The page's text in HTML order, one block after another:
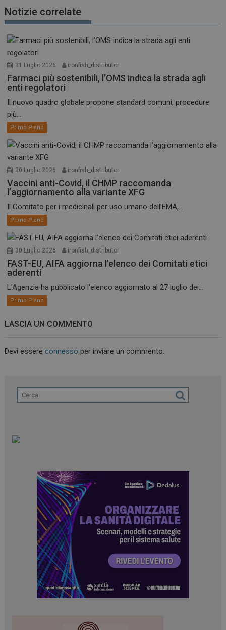
Notizie correlate
31 Luglio 2026 ironfish_distributor
Farmaci più sostenibili, l’OMS indica la strada agli
enti regolatori
Il nuovo quadro globale propone standard comuni, procedure
più...
Primo Piano
30 Luglio 2026 ironfish_distributor
Vaccini anti-Covid, il CHMP raccomanda
l’aggiornamento alla variante XFG
Il Comitato per i medicinali per uso umano dell’EMA,...
Primo Piano
30 Luglio 2026 ironfish_distributor
FAST-EU, AIFA aggiorna l’elenco dei Comitati etici
aderenti
L’Agenzia ha pubblicato l’elenco aggiornato al 27 luglio dei...
Primo Piano
LASCIA UN COMMENTO
Devi essereconnesso per inviare un commento.